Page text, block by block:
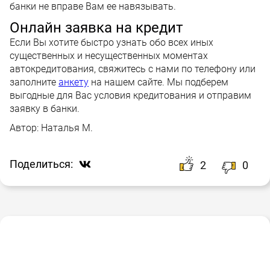
банки не вправе Вам ее навязывать.
Онлайн заявка на кредит
Если Вы хотите быстро узнать обо всех иных
существенных и несущественных моментах
автокредитования, свяжитесь с нами по телефону или
заполните анкету на нашем сайте. Мы подберем
выгодные для Вас условия кредитования и отправим
заявку в банки.
Автор: Наталья М.
Поделиться: 2 0